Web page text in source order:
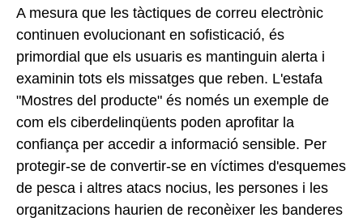
A mesura que les tàctiques de correu electrònic
continuen evolucionant en sofisticació, és
primordial que els usuaris es mantinguin alerta i
examinin tots els missatges que reben. L'estafa
"Mostres del producte" és només un exemple de
com els ciberdelinqüents poden aprofitar la
confiança per accedir a informació sensible. Per
protegir-se de convertir-se en víctimes d'esquemes
de pesca i altres atacs nocius, les persones i les
organitzacions haurien de reconèixer les banderes